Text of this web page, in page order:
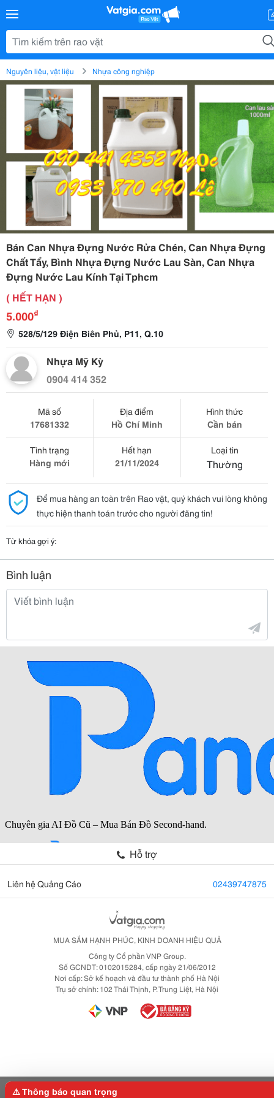
Nguyên liệu, vật liệu Nhựa công nghiệp
Bán Can Nhựa Đựng Nước Rửa Chén, Can Nhựa Đựng
Chất Tẩy, Bình Nhựa Đựng Nước Lau Sàn, Can Nhựa
Đựng Nước Lau Kính Tại Tphcm
( HẾT HẠN )
5.000₫
528/5/129 Điện Biên Phủ, P11, Q.10
Nhựa Mỹ Kỳ
0904 414 352
Mã số
17681332
Địa điểm
Hồ Chí Minh
Hình thức
Cần bán
Tình trạng
Hàng mới
Hết hạn
21/11/2024
Loại tin
Thường
Để mua hàng an toàn trên Rao vặt, quý khách vui lòng không
thực hiện thanh toán trước cho người đăng tin!
Từ khóa gợi ý:
Bình luận
Hỗ trợ
Liên hệ Quảng Cáo 02439747875
MUA SẮM HẠNH PHÚC, KINH DOANH HIỆU QUẢ
Công ty Cổ phần VNP Group.
Số GCNDT: 0102015284, cấp ngày 21/06/2012
Nơi cấp: Sở kế hoạch và đầu tư thành phố Hà Nội
Trụ sở chính: 102 Thái Thịnh, P. Trung Liệt, Hà Nội
⚠️ Thông báo quan trọng